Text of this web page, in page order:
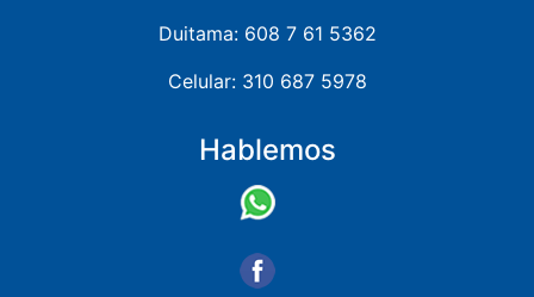
Duitama: 608 7 61 5362
Celular: 310 687 5978
Hablemos